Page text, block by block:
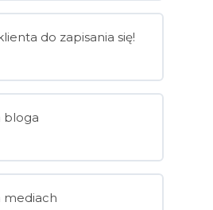
do zapisania się!
bloga
mediach